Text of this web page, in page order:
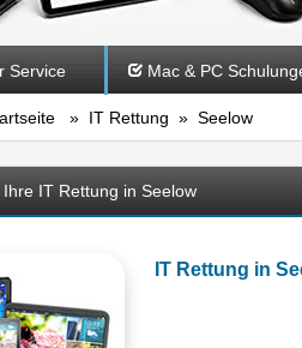
Service Mac & PC
» IT Rettung » Seelow
IT Rettung in Seelow
IT Rettung in